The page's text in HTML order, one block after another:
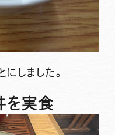
しました。
を実食